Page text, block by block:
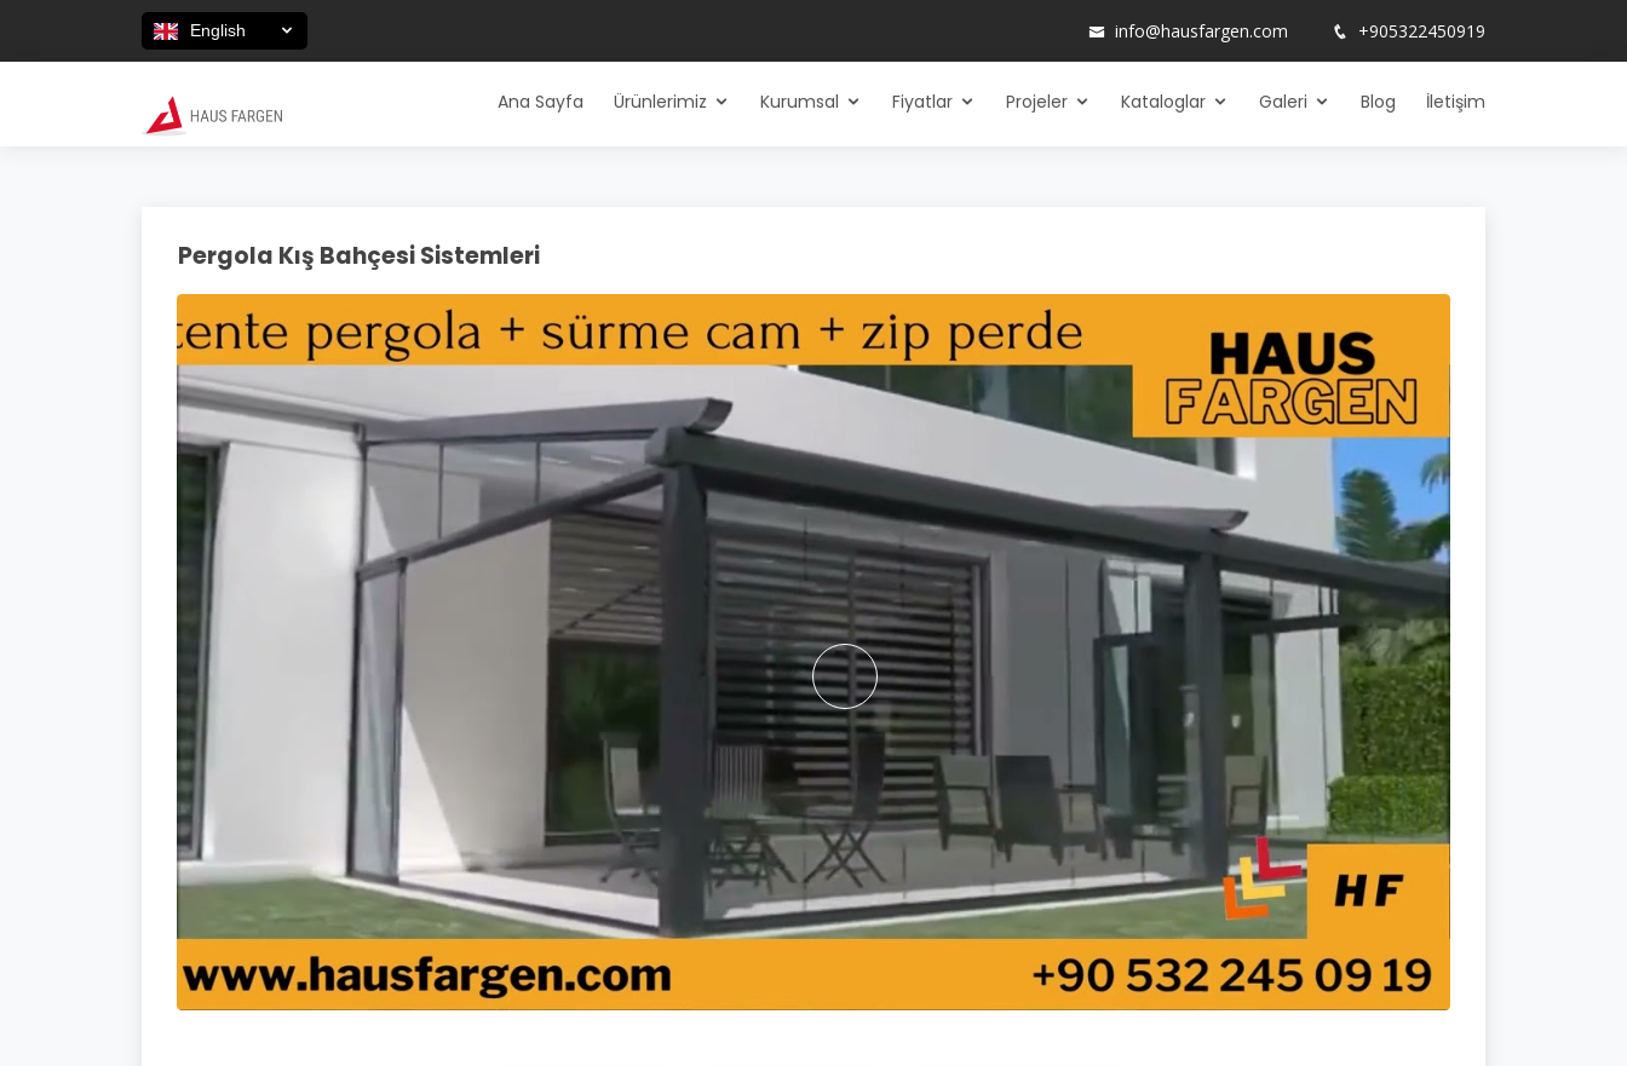
English info@hausfargen.com +905322450919
Ana Sayfa Ürünlerimiz Kurumsal Fiyatlar Projeler Kataloglar Galeri Blog İletişim
Pergola Kış Bahçesi Sistemleri